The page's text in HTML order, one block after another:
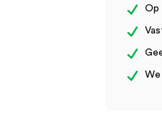
4.4cm
aantal
Op
We